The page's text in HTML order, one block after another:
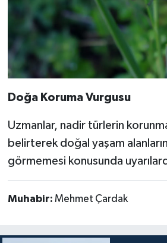
Doğa Koruma Vurgusu
Uzmanlar, nadir türlerin
belirterek doğal yaşam
görmemesi konusunda
Muhabir: Mehmet Çardak